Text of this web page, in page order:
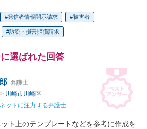
発信者情報開示請求 被害者
訴訟・損害賠償請求
選ばれた回答
弁護士
> 川崎市川崎区
ットに注力する弁護士
ト上のテンプレートなどを参考に作成を